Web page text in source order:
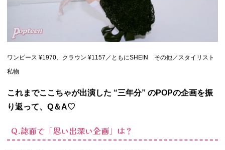
ワンピース ¥1970、クラウン ¥1157／ともにSHEIN その他／スタイリスト
私物
これまでここちゃが出演した “三年分” のPOPの企画を振
り返って、Q＆A♡
Q.誌面で「思い出深い企画」は？